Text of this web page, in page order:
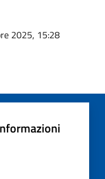
2025, 15:28